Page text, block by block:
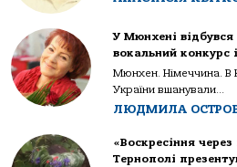
У Мюнхені
вокальний конкурс
Мюнхен. Німеччина. В
України вшанували...
ЛЮДМИЛА
«Воскресіння через
Тернополі